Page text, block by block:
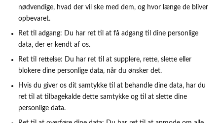
nødvendige, hvad der vil ske med dem, og hvor længe de bliver
opbevaret.
Ret til adgang: Du har ret til at få adgang til dine personlige
data, der er kendt af os.
Ret til rettelse: Du har ret til at supplere, rette, slette eller
blokere dine personlige data, når du ønsker det.
Hvis du giver os dit samtykke til at behandle dine data, har du
ret til at tilbagekalde dette samtykke og til at slette dine
personlige data.